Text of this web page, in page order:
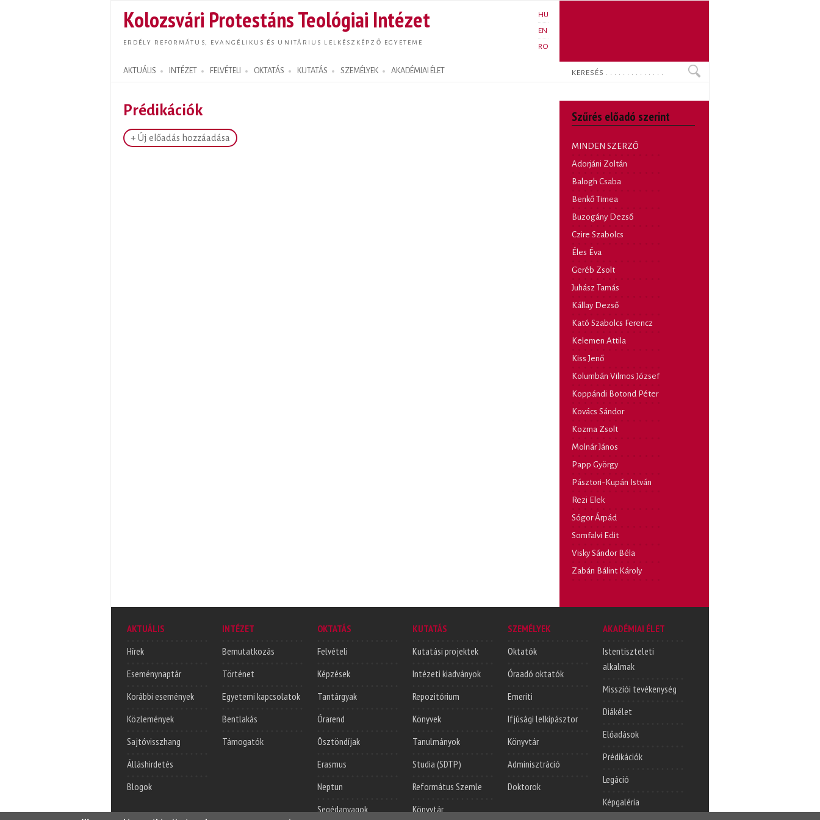
tartalomra
Kolozsvári Protestáns Teológiai Intézet
ERDÉLY REFORMÁTUS, EVANGÉLIKUS ÉS UNITÁRIUS LELKÉSZKÉPZŐ EGYETEME
HU
EN
RO
AKTUÁLIS INTÉZET FELVÉTELI OKTATÁS KUTATÁS SZEMÉLYEK AKADÉMIAI ÉLET
Search form
Keresés
Prédikációk
+ Új előadás hozzáadása
Szűrés előadó szerint
MINDEN SZERZŐ
Adorjáni Zoltán
Balogh Csaba
Benkő Timea
Buzogány Dezső
Czire Szabolcs
Éles Éva
Geréb Zsolt
Juhász Tamás
Kállay Dezső
Kató Szabolcs Ferencz
Kelemen Attila
Kiss Jenő
Kolumbán Vilmos József
Koppándi Botond Péter
Kovács Sándor
Kozma Zsolt
Molnár János
Papp György
Pásztori-Kupán István
Rezi Elek
Sógor Árpád
Somfalvi Edit
Visky Sándor Béla
Zabán Bálint Károly
AKTUÁLIS
Hírek
Eseménynaptár
Korábbi események
Közlemények
Sajtóvisszhang
Álláshirdetés
Blogok
INTÉZET
Bemutatkozás
Történet
Egyetemi kapcsolatok
Bentlakás
Támogatók
OKTATÁS
Felvételi
Képzések
Tantárgyak
Órarend
Ösztöndíjak
Erasmus
Neptun
Segédanyagok
KUTATÁS
Kutatási projektek
Intézeti kiadványok
Repozitórium
Könyvek
Tanulmányok
Studia (SDTP)
Református Szemle
Könyvtár
SZEMÉLYEK
Oktatók
Óraadó oktatók
Emeriti
Ifjúsági lelkipásztor
Könyvtár
Adminisztráció
Doktorok
AKADÉMIAI ÉLET
Istentiszteleti
alkalmak
Missziói tevékenység
Diákélet
Előadások
Prédikációk
Legáció
Képgaléria